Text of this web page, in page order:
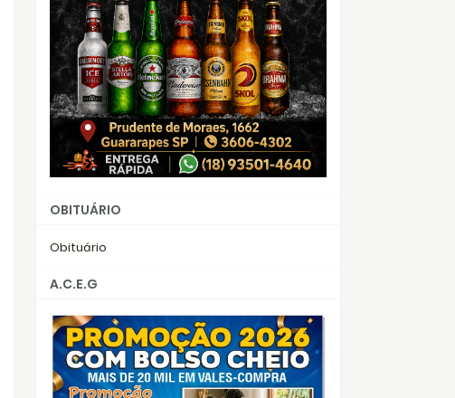
OBITUÁRIO
Obituário
A.C.E.G